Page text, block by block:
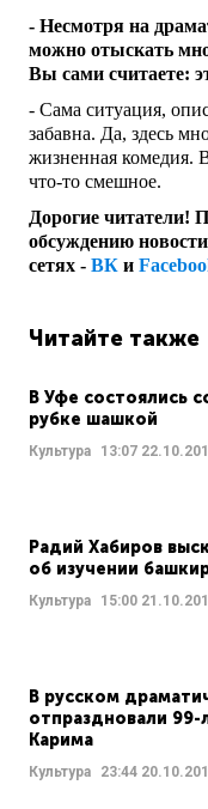
- Несмотря на
можно отыскать
Вы сами считаете:
- Сама ситуация,
забавна. Да, здесь
жизненная комедия.
что-то смешное.
Дорогие читатели!
обсуждению
сетях - ВК и
Читайте также
В Уфе состоялись
рубке шашкой
Культура 13:07
Радий Хабиров
об изучении
Культура 15:00
В русском
отпраздновали 99-
Карима
Культура 23:44